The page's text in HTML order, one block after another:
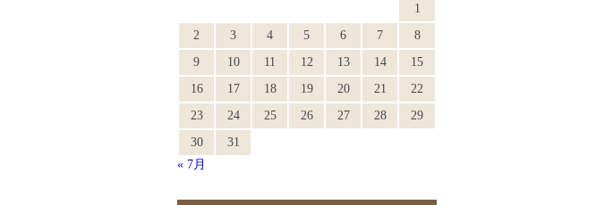
1
2
3 4 5 6 7
8
9
10 11 12 13 14
15
16
17 18 19 20 21
22
23
24 25 26 27 28
29
30
31
« 7月